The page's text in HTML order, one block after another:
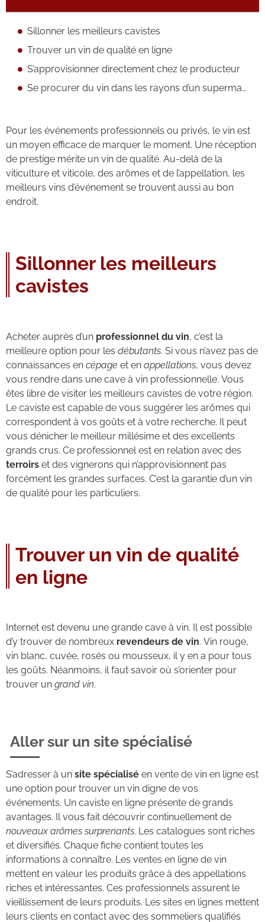
Sillonner les meilleurs cavistes
Trouver un vin de qualité en ligne
S’approvisionner directement chez le producteur
Se procurer du vin dans les rayons d’un supermarché
Pour les événements professionnels ou privés, le vin est
un moyen efficace de marquer le moment. Une réception
de prestige mérite un vin de qualité. Au-delà de la
viticulture et viticole, des arômes et de l’appellation, les
meilleurs vins d’événement se trouvent aussi au bon
endroit.
Sillonner les meilleurs
cavistes
Acheter auprès d’un professionnel du vin, c’est la
meilleure option pour les débutants. Si vous n’avez pas de
connaissances en cépage et en appellations, vous devez
vous rendre dans une cave à vin professionnelle. Vous
êtes libre de visiter les meilleurs cavistes de votre région.
Le caviste est capable de vous suggérer les arômes qui
correspondent à vos goûts et à votre recherche. Il peut
vous dénicher le meilleur millésime et des excellents
grands crus. Ce professionnel est en relation avec des
terroirs et des vignerons qui n’approvisionnent pas
forcément les grandes surfaces. C’est la garantie d’un vin
de qualité pour les particuliers.
Trouver un vin de qualité
en ligne
Internet est devenu une grande cave à vin. Il est possible
d’y trouver de nombreux revendeurs de vin. Vin rouge,
vin blanc, cuvée, rosés ou mousseux, il y en a pour tous
les goûts. Néanmoins, il faut savoir où s’orienter pour
trouver un grand vin.
Aller sur un site spécialisé
S’adresser à un site spécialisé en vente de vin en ligne est
une option pour trouver un vin digne de vos
événements. Un caviste en ligne présente de grands
avantages. Il vous fait découvrir continuellement de
nouveaux arômes surprenants. Les catalogues sont riches
et diversifiés. Chaque fiche contient toutes les
informations à connaître. Les ventes en ligne de vin
mettent en valeur les produits grâce à des appellations
riches et intéressantes. Ces professionnels assurent le
vieillissement de leurs produits. Les sites en lignes mettent
leurs clients en contact avec des sommeliers qualifiés